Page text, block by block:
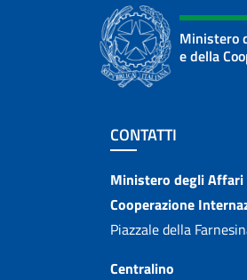
Ministero
e della
Sezione
CONTATTI
Contatti
Ministero degli Affari
Cooperazione
Piazzale della
Centralino